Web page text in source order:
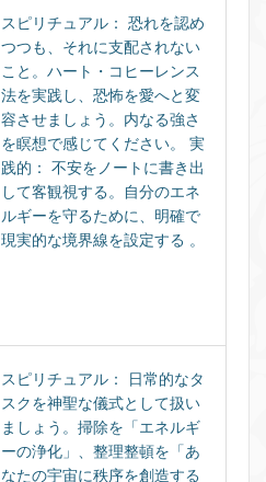
スピリチュアル：
恐れを認め
つつも、それに支配されない
こと。ハート・コヒーレンス
法を実践し、恐怖を愛へと変
容させましょう。内なる強さ
を瞑想で感じてください。 実
践的：
不安をノートに書き出
して客観視する。自分のエネ
ルギーを守るために、明確で
現実的な境界線を設定する 。
スピリチュアル：
日常的なタ
スクを神聖な儀式として扱い
ましょう。掃除を「エネルギ
ーの浄化」、整理整頓を「あ
なたの宇宙に秩序を創造する